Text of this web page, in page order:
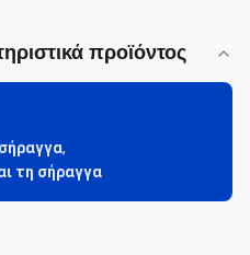
προϊόντος
,
τη σήραγγα